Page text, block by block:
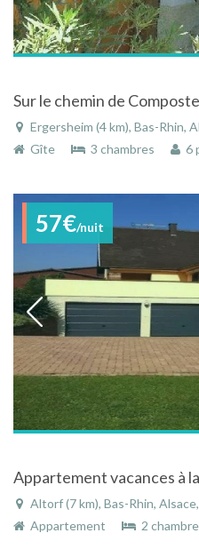
Ergersheim (4 km), Bas-Rhin,
Gîte
3 chambres 6
57€/nuit
Appartement vacances à
Altorf (7 km), Bas-Rhin,
Appartement
2